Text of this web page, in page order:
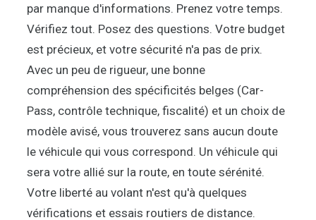
par manque d'informations. Prenez votre temps.
Vérifiez tout. Posez des questions. Votre budget
est précieux, et votre sécurité n'a pas de prix.
Avec un peu de rigueur, une bonne
compréhension des spécificités belges (Car-
Pass, contrôle technique, fiscalité) et un choix de
modèle avisé, vous trouverez sans aucun doute
le véhicule qui vous correspond. Un véhicule qui
sera votre allié sur la route, en toute sérénité.
Votre liberté au volant n'est qu'à quelques
vérifications et essais routiers de distance.